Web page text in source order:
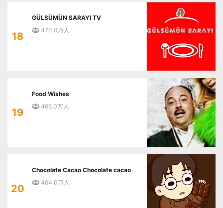
18
GÜLSÜMÜN SARAYI TV
470.0万人
19
Food Wishes
465.0万人
20
Chocolate Cacao Chocolate cacao
464.0万人